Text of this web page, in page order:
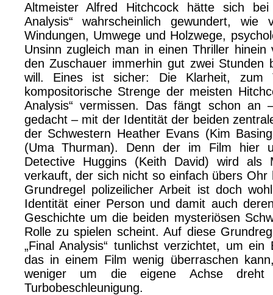
Altmeister Alfred Hitchcock hätte sich
Analysis“ wahrscheinlich gewundert, wie
Windungen, Umwege und Holzwege,
Unsinn zugleich man in einen Thriller
den Zuschauer immerhin gut zwei Stunden
will. Eines ist sicher: Die Klarheit, zum
kompositorische Strenge der meisten
Analysis“ vermissen. Das fängt schon an
gedacht – mit der Identität der beiden
der Schwestern Heather Evans (Kim
(Uma Thurman). Denn der im Film hier
Detective Huggins (Keith David) wird als
verkauft, der sich nicht so einfach übers Ohr
Grundregel polizeilicher Arbeit ist doch
Identität einer Person und damit auch
Geschichte um die beiden mysteriösen
Rolle zu spielen scheint. Auf diese
„Final Analysis“ tunlichst verzichtet, um ein
das in einem Film wenig überraschen
weniger um die eigene Achse dreht
Turbobeschleunigung.